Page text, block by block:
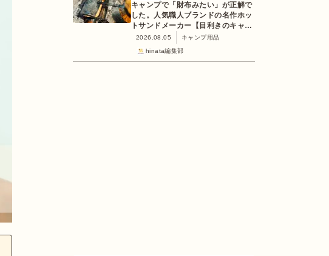
キャンプで「財布みたい」が正解で
した。人気職人ブランドの名作ホッ
トサンドメーカー【目利きのキャン
プギア】
2026.08.05
キャンプ用品
hinata編集部